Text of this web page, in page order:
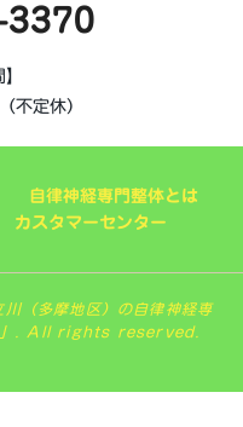
不定休）
自律神経専門整体とは
カスタマーセンター
多摩地区）の自律神経専
子」. All rights reserved.